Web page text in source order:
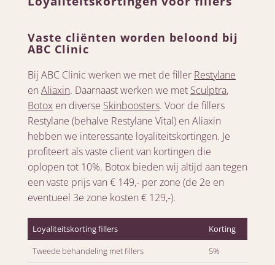
Vaste cliënten worden beloond bij
ABC Clinic
Bij ABC Clinic werken we met de filler Restylane
en Aliaxin. Daarnaast werken we met Sculptra,
Botox en diverse Skinboosters. Voor de fillers
Restylane (behalve Restylane Vital) en Aliaxin
hebben we interessante loyaliteitskortingen. Je
profiteert als vaste client van kortingen die
oplopen tot 10%. Botox bieden wij altijd aan tegen
een vaste prijs van € 149,- per zone (de 2e en
eventueel 3e zone kosten € 129,-).
Loyaliteitskorting fillers
Korting
Tweede behandeling met fillers
5%